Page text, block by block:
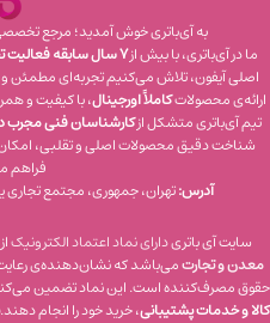
به آی‌باتری خوش آمدید؛ مرجع تخصصی
ما در آی‌باتری، با بیش از۷ سال سابقه فعالیت تخصصی
اصلی آیفون، تلاش می‌کنیم تجربه‌ای مطمئن و
ارائه‌ی محصولاتکاملاً اورجینال، با کیفیت و
تیم آی‌باتری متشکل ازکارشناسان فنی مجرب
شناخت دقیق محصولات اصلی و تقلبی، امکان
فراهم
آدرس:تهران، جمهوری، مجتمع تجاری
سایت آی باتریدارای نماد اعتماد الکترونیک
معدن و تجارتمی‌باشد که نشان‌دهنده‌ی رعایت
حقوق مصرف‌کننده است. این نماد تضمین می‌کند
کالا و خدمات پشتیبانی، خرید خود را انجام دهند.